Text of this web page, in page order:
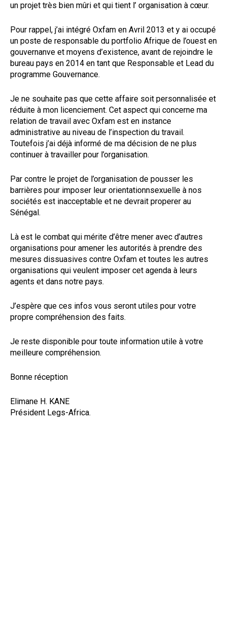
un projet très bien mûri et qui tient l’ organisation à cœur.
Pour rappel, j’ai intégré Oxfam en Avril 2013 et y ai occupé
un poste de responsable du portfolio Afrique de l’ouest en
gouvernanve et moyens d’existence, avant de rejoindre le
bureau pays en 2014 en tant que Responsable et Lead du
programme Gouvernance.
Je ne souhaite pas que cette affaire soit personnalisée et
réduite à mon licenciement. Cet aspect qui concerne ma
relation de travail avec Oxfam est en instance
administrative au niveau de l’inspection du travail.
Toutefois j’ai déjà informé de ma décision de ne plus
continuer à travailler pour l’organisation.
Par contre le projet de l’organisation de pousser les
barrières pour imposer leur orientationnsexuelle à nos
sociétés est inacceptable et ne devrait properer au
Sénégal.
Là est le combat qui mérite d’être mener avec d’autres
organisations pour amener les autorités à prendre des
mesures dissuasives contre Oxfam et toutes les autres
organisations qui veulent imposer cet agenda à leurs
agents et dans notre pays.
J’espère que ces infos vous seront utiles pour votre
propre compréhension des faits.
Je reste disponible pour toute information utile à votre
meilleure compréhension.
Bonne réception
Elimane H. KANE
Président Legs-Africa.